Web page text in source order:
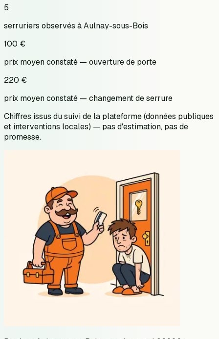
5
serruriers observés à Aulnay-sous-Bois
100 €
prix moyen constaté — ouverture de porte
220 €
prix moyen constaté — changement de serrure
Chiffres issus du suivi de la plateforme (données publiques
et interventions locales) — pas d'estimation, pas de
promesse.